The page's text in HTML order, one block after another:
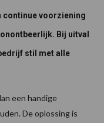
continue voorziening
Bij uitval
stil met alle
een handige
De oplossing is